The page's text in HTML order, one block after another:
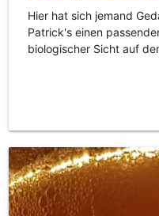
Hier hat sich jemand
Patrick's einen
biologischer Sicht auf